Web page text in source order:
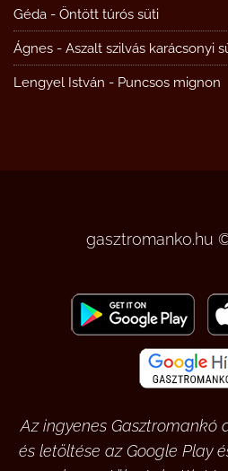
Géda - Öntött túrós süti
Ágnes - Aszalt szilvás karácsonyi
Lengyel István - Puncsos mignon
gasztromanko.hu
Az ingyenes Gasztromankó
és letöltése az Google Play